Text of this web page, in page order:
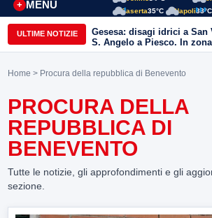
MENÙ
+
Caserta35°C Napoli33°C
ULTIME NOTIZIE
Gesesa: disagi idrici a San
S. Angelo a Piesco. In zona
posizionata l’autobotte
Home > Procura della repubblica di Benevento
PROCURA DELLA
REPUBBLICA DI
BENEVENTO
Tutte le notizie, gli approfondimenti e gli
sezione.